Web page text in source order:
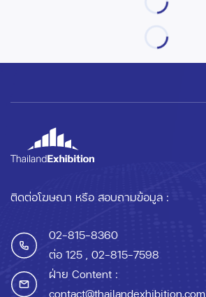
ติดต่อโฆษณา หรือ สอบถามข้อมูล :
02-815-8360
ต่อ 125 , 02-815-7598
ฝ่าย Content :
contact@thailandexhibition.com